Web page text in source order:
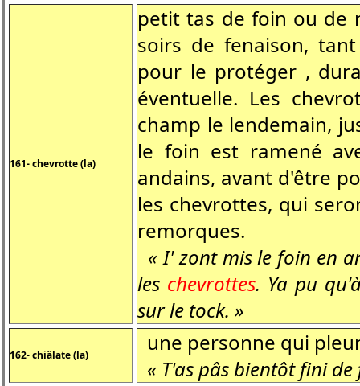
161- chevrotte (la)
petit tas de foin ou de
soirs de fenaison,
pour le protéger ,
éventuelle. Les
champ le lendemain,
le foin est ramené
andains, avant d'être
les chevrottes, qui
remorques.
« I' zont mis le foin en
les chevrottes. Ya pu
sur le tock. »
162- chiâlate (la)
une personne qui
« T'as pâs bientôt fini